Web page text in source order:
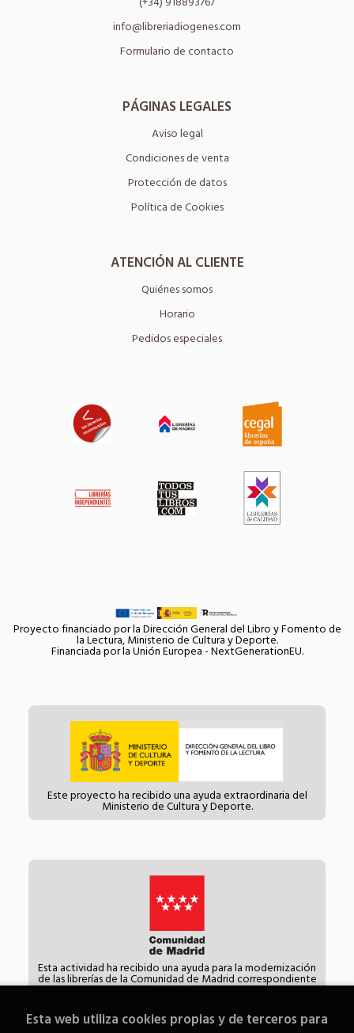
info@libreriadiogenes.com
Formulario de contacto
PÁGINAS LEGALES
Aviso legal
Condiciones de venta
Protección de datos
Política de Cookies
ATENCIÓN AL CLIENTE
Quiénes somos
Horario
Pedidos especiales
Proyecto financiado por la Dirección General del Libro y Fomento de
la Lectura, Ministerio de Cultura y Deporte.
Financiada por la Unión Europea - NextGenerationEU.
Este proyecto ha recibido una ayuda extraordinaria del
Ministerio de Cultura y Deporte.
Esta actividad ha recibido una ayuda para la modernización
de las librerías de la Comunidad de Madrid correspondiente
al año 2021.
Esta web utiliza cookies propias y de terceros para